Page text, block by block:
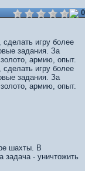
0
сделать игру более
задания. За
армию, опыт.
сделать игру более
задания. За
армию, опыт.
шахты. В
- уничтожить